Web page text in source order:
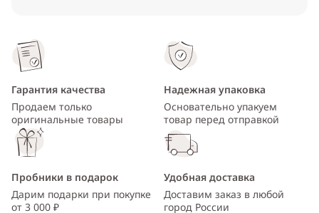
Гарантия качества
Продаем только
оригинальные товары
Надежная упаковка
Основательно упакуем
товар перед отправкой
Пробники в подарок
Дарим подарки при покупке
от 3 000 ₽
Удобная доставка
Доставим заказ в любой
город России